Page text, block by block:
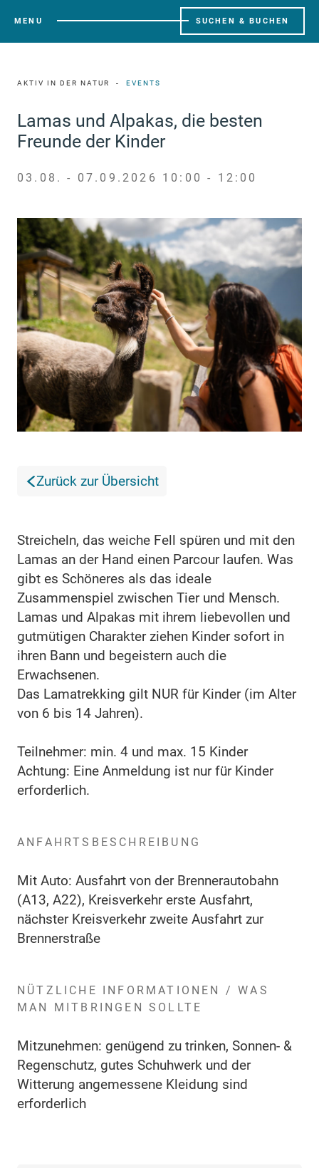
MENU SUCHEN & BUCHEN
AKTIV IN DER NATUR EVENTS
Lamas und Alpakas, die besten
Freunde der Kinder
03.08. - 07.09.2026 10:00 - 12:00
Zurück zur Übersicht
Streicheln, das weiche Fell spüren und mit den
Lamas an der Hand einen Parcour laufen. Was
gibt es Schöneres als das ideale
Zusammenspiel zwischen Tier und Mensch.
Lamas und Alpakas mit ihrem liebevollen und
gutmütigen Charakter ziehen Kinder sofort in
ihren Bann und begeistern auch die
Erwachsenen.
Das Lamatrekking gilt NUR für Kinder (im Alter
von 6 bis 14 Jahren).
Teilnehmer: min. 4 und max. 15 Kinder
Achtung: Eine Anmeldung ist nur für Kinder
erforderlich.
ANFAHRTSBESCHREIBUNG
Mit Auto: Ausfahrt von der Brennerautobahn
(A13, A22), Kreisverkehr erste Ausfahrt,
nächster Kreisverkehr zweite Ausfahrt zur
Brennerstraße
NÜTZLICHE INFORMATIONEN / WAS
MAN MITBRINGEN SOLLTE
Mitzunehmen: genügend zu trinken, Sonnen- &
Regenschutz, gutes Schuhwerk und der
Witterung angemessene Kleidung sind
erforderlich